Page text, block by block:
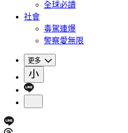
全球必讀
社會
毒駕連爆
警察愛無限
更多